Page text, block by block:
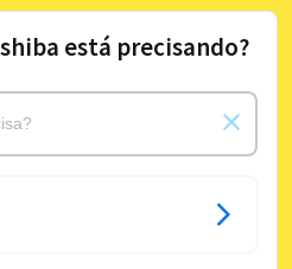
está precisando?